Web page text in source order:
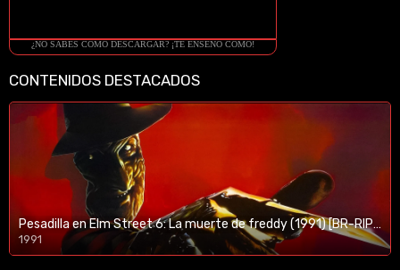
¿NO SABES COMO DESCARGAR? ¡TE ENSEÑO COMO!
CONTENIDOS DESTACADOS
Pesadilla en Elm Street 6: La muerte de freddy (1991) [BR-RIP] [HD-1080p]
1991